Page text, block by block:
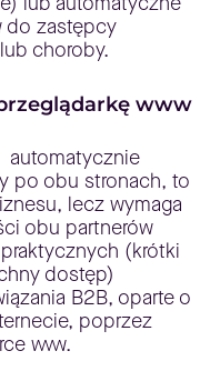
do zastępcy
choroby.
www
automatycznie
po obu stronach, to
lecz wymaga
obu partnerów
(krótki
dostęp)
B2B, oparte o
poprzez
www.